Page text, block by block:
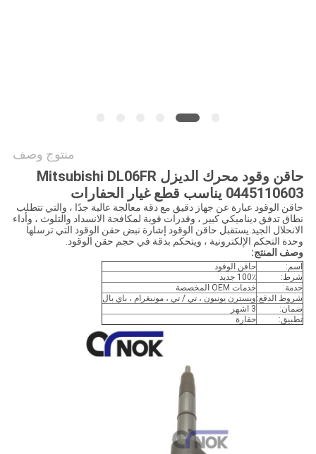
منتوج وصف
حاقن وقود محرك الديزل Mitsubishi DL06FR
0445110603 يناسب قطع غيار الحفارات
حاقن الوقود عبارة عن جهاز دقيق مع دقة معالجة عالية جدًا ، والتي تتطلب
نطاق تدفق ديناميكي كبير ، وقدرات قوية لمكافحة الانسداد والتلوث ، وأداء
الانحلال الجيد.يستقبل حاقن الوقود إشارة نبض حقن الوقود التي ترسلها
وحدة التحكم الإلكترونية ، ويتحكم بدقة في حجم حقن الوقود.
وصف المنتج:
اسم:
حاقن الوقود
شرط:
100٪ جديد
خدمة:
خدمات OEM المخصصة
شروط الدفع: ويسترن يونيون ، تي / تي ، مونيغرام ، باي بال
ضمان:
3 اشهر
تطبيق:
حفارة